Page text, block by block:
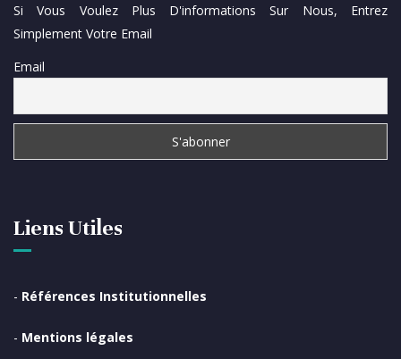
Liens Utiles
- Références Institutionnelles
- Mentions légales
Si Vous Voulez Plus D'informations Sur Nous, Entrez
Simplement Votre Email
Email